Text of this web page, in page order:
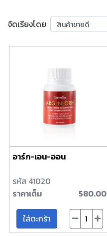
จัดเรียงโดย
อาร์ก-เอน-ออน
รหัส 41020
ราคาเต็ม
580.00
ใส่ตะกร้า